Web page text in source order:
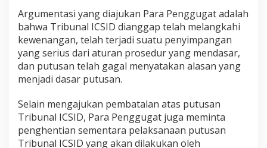
Argumentasi yang diajukan Para Penggugat adalah
bahwa Tribunal ICSID dianggap telah melangkahi
kewenangan, telah terjadi suatu penyimpangan
yang serius dari aturan prosedur yang mendasar,
dan putusan telah gagal menyatakan alasan yang
menjadi dasar putusan.
Selain mengajukan pembatalan atas putusan
Tribunal ICSID, Para Penggugat juga meminta
penghentian sementara pelaksanaan putusan
Tribunal ICSID yang akan dilakukan oleh